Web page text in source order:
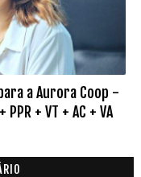
a Aurora Coop -
+ VT + AC + VA